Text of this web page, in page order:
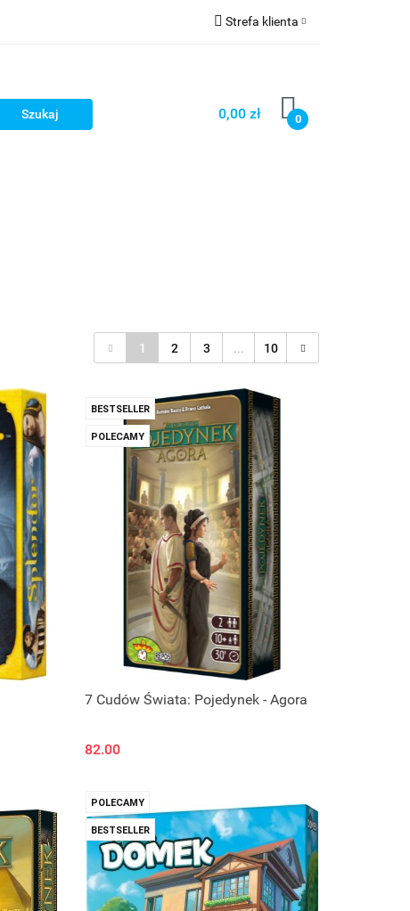
Strefa klienta
Zarejestruj się
Dodaj zgłoszenie
0,00 zł 0
1 2 3 ... 10
BESTSELLER
POLECAMY
7 Cudów Świata: Pojedynek - Agora
82.00
POLECAMY
BESTSELLER